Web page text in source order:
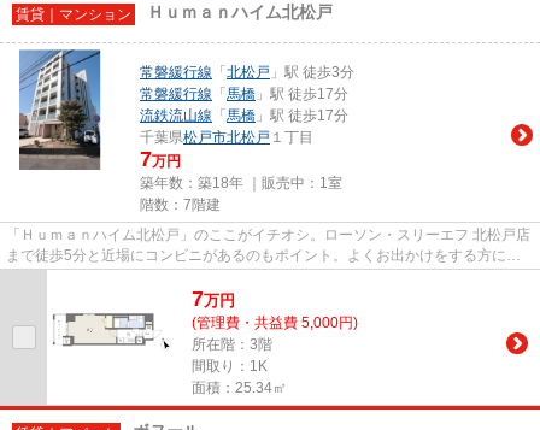
賃貸｜マンション Ｈｕｍａｎハイム北松戸
常磐緩行線 「 北松戸 」駅 徒歩3分
常磐緩行線 「 馬橋 」駅 徒歩17分
流鉄流山線 「 馬橋 」駅 徒歩17分
千葉県松戸市北松戸 １丁目
7万円
築年数：築18年 ｜販売中： 1室
階数：7階建
「Ｈｕｍａｎハイム北松戸」のここがイチオシ。ローソン・スリーエフ 北松戸店
まで徒歩5分と近場にコンビニがあるのもポイント。よくお出かけをする方にも
7万円
(管理費・共益費 5,000円)
所在階：3階
間取り：1K
面積：25.34㎡